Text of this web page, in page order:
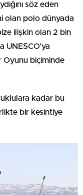
söz eden
olan polo dünyada
ilişkin olan 2 bin
UNESCO’ya
Oyunu biçiminde
kadar bu
bir kesintiye